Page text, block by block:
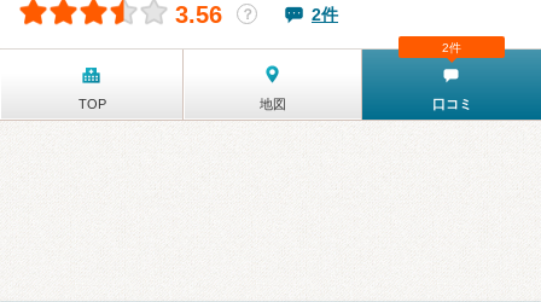
3.56 ？ 2件
TOP 地図 口コミ
2件